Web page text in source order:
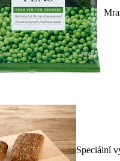
Speciální